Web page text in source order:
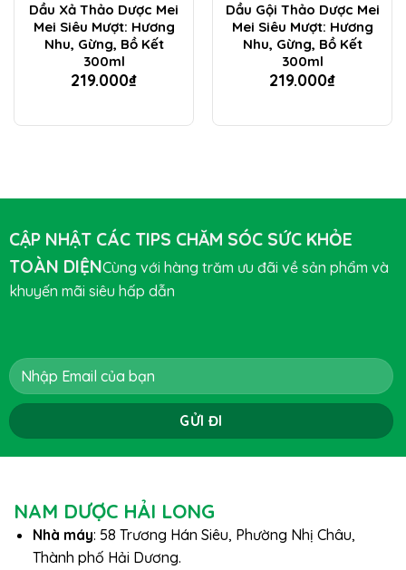
Dầu Xả Thảo Dược Mei
Mei Siêu Mượt: Hương
Nhu, Gừng, Bồ Kết
300ml
219.000₫
Dầu Gội Thảo Dược Mei
Mei Siêu Mượt: Hương
Nhu, Gừng, Bồ Kết
300ml
219.000₫
CẬP NHẬT CÁC TIPS CHĂM SÓC SỨC KHỎE
TOÀN DIỆNCùng với hàng trăm ưu đãi về sản phẩm và
khuyến mãi siêu hấp dẫn
NAM DƯỢC HẢI LONG
Nhà máy: 58 Trương Hán Siêu, Phường Nhị Châu,
Thành phố Hải Dương.